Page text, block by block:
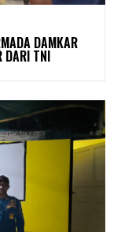
DAMKAR
DARI TNI